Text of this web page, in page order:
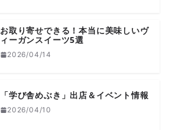
お取り寄せできる！本当に美味しいヴ
ィーガンスイーツ5選
2026/04/14
「学び舎めぶき」出店＆イベント情報
2026/04/10